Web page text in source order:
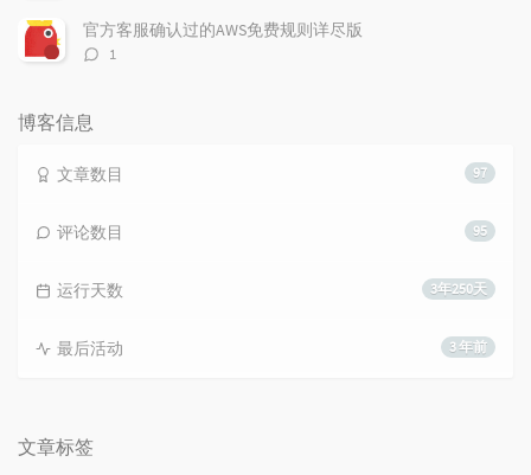
数：
官方客服确认过的AWS免费规则详尽版
评1
博客信息
97
文章数目
95
评论数目
3年250天
运行天数
3 年前
最后活动
文章标签